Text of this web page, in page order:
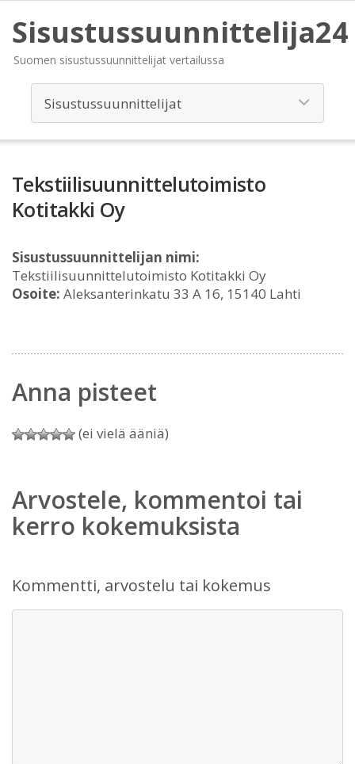
Sisustussuunnittelija24
Suomen sisustussuunnittelijat vertailussa
Tekstiilisuunnittelutoimisto
Kotitakki Oy
Sisustussuunnittelijan nimi:
Tekstiilisuunnittelutoimisto Kotitakki Oy
Osoite: Aleksanterinkatu 33 A 16, 15140 Lahti
Anna pisteet
(ei vielä ääniä)
Arvostele, kommentoi tai
kerro kokemuksista
Kommentti, arvostelu tai kokemus